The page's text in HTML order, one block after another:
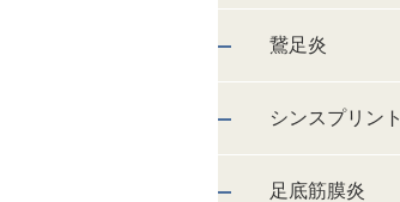
鵞足炎
シンスプリント
足底筋膜炎